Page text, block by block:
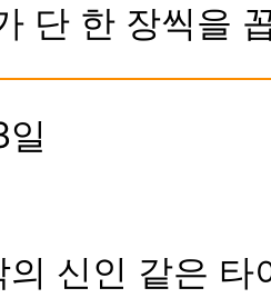
단 한 장씩을
신인 같은